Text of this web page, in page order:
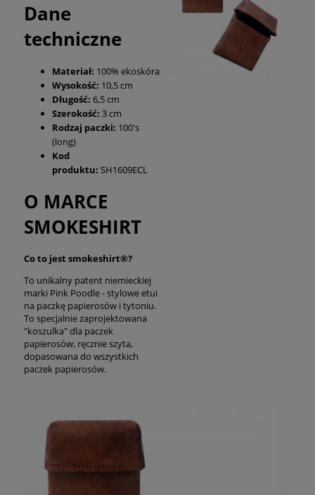
Dane
techniczne
Materiał: 100% ekoskóra
Wysokość: 10,5 cm
Długość: 6,5 cm
Szerokość: 3 cm
Rodzaj paczki: 100's
(long)
Kod
produktu: SH1609ECL
O MARCE
SMOKESHIRT
Co to jest smokeshirt®?
To unikalny patent niemieckiej
marki Pink Poodle - stylowe etui
na paczkę papierosów i tytoniu.
To specjalnie zaprojektowana
"koszulka" dla paczek
papierosów, ręcznie szyta,
dopasowana do wszystkich
paczek papierosów.